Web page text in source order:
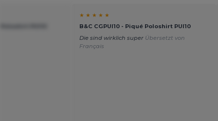
★ ★ ★ ★ ★
B&C CGPUI10 - Piqué Poloshirt PUI10
Die sind wirklich super Übersetzt von
Français